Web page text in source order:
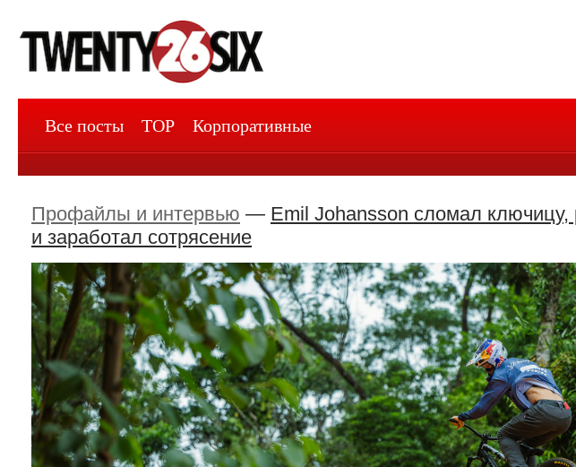
Все посты TOP Корпоративные
Профайлы и интервью — Emil Johansson сломал ключицу,
и заработал сотрясение